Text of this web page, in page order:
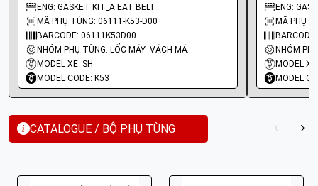
ENG: GASKET KIT_A EAT BELT
MÃ PHỤ TÙNG: 06111-K53-D00
BARCODE: 06111K53D00
NHÓM PHỤ TÙNG: LỐC MÁY -VÁCH MÁY - GIOĂNG MÁY
MODEL XE: SH
MODEL CODE: K53
ENG:
MÃ PHỤ
MODEL
MODEL
CATALOGUE / BỘ PHỤ TÙNG